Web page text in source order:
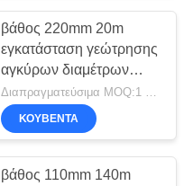
βάθος 220mm 20m
εγκατάσταση γεώτρησης
αγκύρων διαμέτρων
37kw
Διαπραγματεύσιμα MOQ:1 κομμάτι
ΚΟΥΒΈΝΤΑ
βάθος 110mm 140m